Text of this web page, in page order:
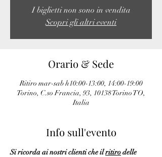
I biglietti non sono in vendita
Scopri gli altri eventi
Orario & Sede
Ritiro mar-sab h10:00-13:00, 14:00-19:00
Torino, C.so Francia, 93, 10138 Torino TO,
Italia
Info sull'evento
Si ricorda ai nostri clienti che il ritiro delle